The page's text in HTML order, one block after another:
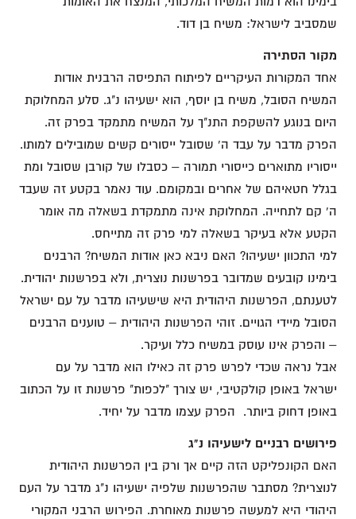
שמסביב לישראל: משיח בן דוד.
מקור הסתירה
אחד המקורות העיקריים לפיתוח התפיסה הרבנית אודות
המשיח הסובל, משיח בן יוסף, הוא ישעיהו נ"ג. סלע המחלוקת
היום בנוגע להשקפת התנ"ך על המשיח מתמקד בפרק זה.
הפרק מדבר על עבד ה' שסובל ייסורים קשים שמובילים למותו.
ייסוריו מתוארים כייסורי תמורה – כסבלו של קורבן שסובל ומת
בגלל חטאיהם של אחרים ובמקומם. עוד נאמר בקטע זה שעבד
ה' קם לתחייה. המחלוקת אינה מתמקדת בשאלה מה אומר
הקטע אלא בעיקר בשאלה למי פרק זה מתייחס.
למי התכוון ישעיהו? האם ניבא כאן אודות המשיח? הרבנים
בימינו קובעים שמדובר בפרשנות נוצרית, ולא בפרשנות יהודית.
לטענתם, הפרשנות היהודית היא שישעיהו מדבר על עם ישראל
הסובל מיידי הגויים. זוהי הפרשנות היהודית – טוענים הרבנים
– והפרק אינו עוסק במשיח כלל ועיקר.
אבל נראה שכדי לפרש פרק זה כאילו הוא מדבר על עם
ישראל באופן קולקטיבי, יש צורך "לכפות" פרשנות זו על הכתוב
באופן דחוק ביותר. הפרק עצמו מדבר על יחיד.
פירושים רבניים לישעיהו נ"ג
האם הקונפליקט הזה קיים אך ורק בין הפרשנות היהודית
לנוצרית? מסתבר שהפרשנות שלפיה ישעיהו נ"ג מדבר על העם
היהודי היא למעשה פרשנות מאוחרת. הפירוש הרבני המקורי